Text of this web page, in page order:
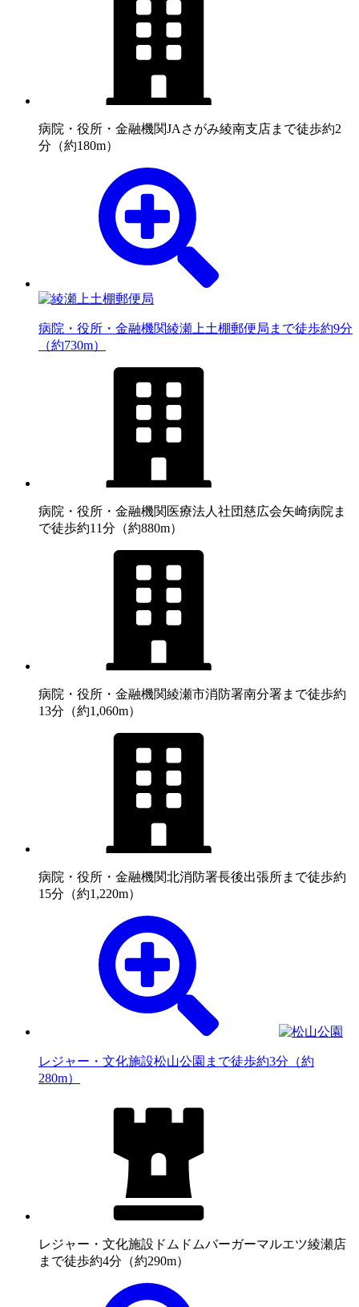
病院・役所・金融機関JAさがみ綾南支店まで徒歩約2
分（約180m）
病院・役所・金融機関綾瀬上土棚郵便局まで徒歩約9分
（約730m）
病院・役所・金融機関 医療法人社団慈広会矢崎病院ま
で徒歩約11分（約880m）
病院・役所・金融機関綾瀬市消防署南分署まで徒歩約
13分（約1,060m）
病院・役所・金融機関北消防署長後出張所まで徒歩約
15分（約1,220m）
レジャー・文化施設松山公園まで徒歩約3分（約
280m）
レジャー・文化施設 ドムドムバーガーマルエツ綾瀬店
まで徒歩約4分（約290m）